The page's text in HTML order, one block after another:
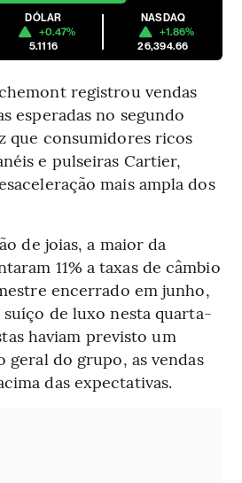
DÓLAR
+0.47%
5.1116
NASDAQ
+1.86%
26,394.66
registrou vendas
esperadas no segundo
que consumidores ricos
e pulseiras Cartier,
mais ampla dos
de joias, a maior da
11% a taxas de câmbio
encerrado em junho,
de luxo nesta quarta-
haviam previsto um
geral do grupo, as vendas
das expectativas.